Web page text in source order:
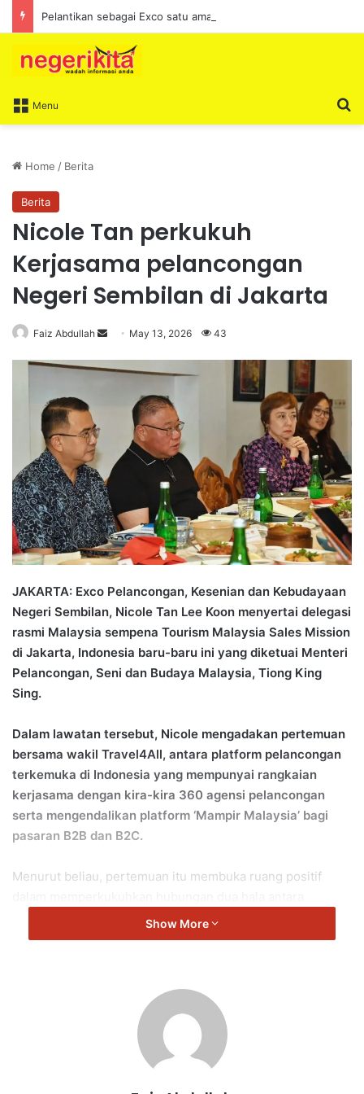
Menu
Home / Berita
Berita
Nicole Tan perkukuh
Kerjasama pelancongan
Negeri Sembilan di Jakarta
Faiz Abdullah
n
m
a
i
l
May 13, 2026 43
JAKARTA: Exco Pelancongan, Kesenian dan Kebudayaan
Negeri Sembilan, Nicole Tan Lee Koon menyertai delegasi
rasmi Malaysia sempena Tourism Malaysia Sales Mission
di Jakarta, Indonesia baru-baru ini yang diketuai Menteri
Pelancongan, Seni dan Budaya Malaysia, Tiong King
Sing.
Dalam lawatan tersebut, Nicole mengadakan pertemuan
bersama wakil Travel4All, antara platform pelancongan
terkemuka di Indonesia yang mempunyai rangkaian
kerjasama dengan kira-kira 360 agensi pelancongan
serta mengendalikan platform ‘Mampir Malaysia’ bagi
pasaran B2B dan B2C.
Menurut beliau, pertemuan itu membuka ruang positif
Malaysia dan Indonesia khususnya dalam sektor
pelancongan, pendidikan serta MICE (Meetings,
“Saya percaya hubungan dan jaringan yang dibina melalui
Tourism Malaysia Sales Mission di Jakarta ini akan
membantu memperkukuhkan lagi promosi Negeri
Sembilan sempena Tahun Melawat Negeri Sembilan 2026
Show More